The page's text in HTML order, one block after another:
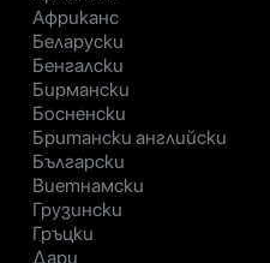
Африканс
Беларуски
Бенгалски
Бирмански
Босненски
Британски английски
Български
Виетнамски
Грузински
Гръцки
Дари